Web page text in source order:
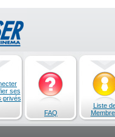
ses
privés
FAQ
Liste